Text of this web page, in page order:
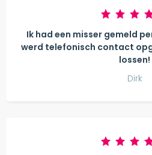
Ik had een misser gemeld
werd telefonisch contact
lossen!
Dirk